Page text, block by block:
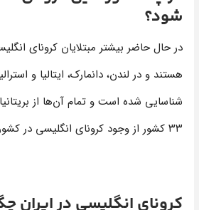
شود؟
در حال حاضر بیشتر مبتلایان کرونای
هستند و در لندن، دانمارک، ایتالیا و
شناسایی شده است و تمام آن‌ها از
۳۳ کشور از وجود کرونای انگلیسی در کشورشان خبر داده‌اند.
کرونای انگلیسی در ایران